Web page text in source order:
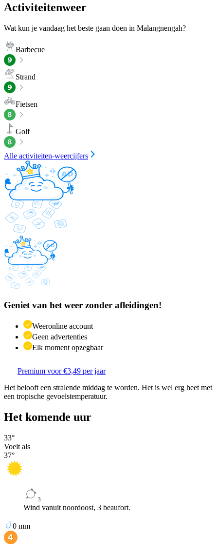
Activiteitenweer
Wat kun je vandaag het beste gaan doen in Malangnengah?
Barbecue
Strand
Fietsen
Golf
Alle activiteiten-weercijfers
Geniet van het weer zonder afleidingen!
Weeronline account
Geen advertenties
Elk moment opzegbaar
Premium voor €3,49 per jaar
Het belooft een stralende middag te worden. Het is wel erg heet met
een tropische gevoelstemperatuur.
Het komende uur
33°
Voelt als
37°
3
Wind vanuit noordoost, 3 beaufort.
0 mm